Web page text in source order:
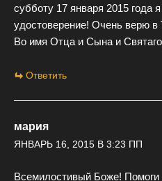
субботу 17 января 2015 года
удостоверение! Очень верю
Во имя Отца и Сына и
Ответить
мария
ЯНВАРЬ 16, 2015 В 3:23 ПП
Всемилостивый Боже!